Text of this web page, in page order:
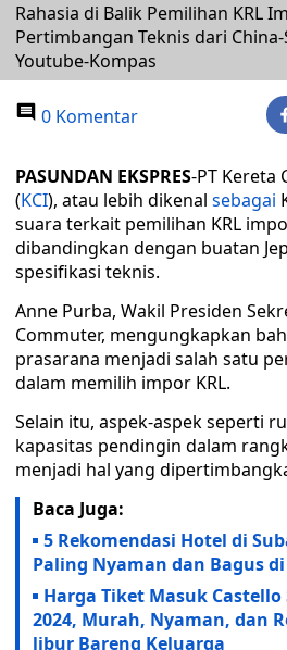
Rahasia di Balik Pemilihan KRL
Pertimbangan Teknis dari
Youtube-Kompas
0 Komentar
PASUNDAN EKSPRES-PT Kereta
(KCI), atau lebih dikenal sebagai
suara terkait pemilihan KRL
dibandingkan dengan buatan
spesifikasi teknis.
Anne Purba, Wakil Presiden
Commuter, mengungkapkan
prasarana menjadi salah satu
dalam memilih impor KRL.
Selain itu, aspek-aspek seperti
kapasitas pendingin dalam
menjadi hal yang
Baca Juga:
5 Rekomendasi Hotel di
Paling Nyaman dan Bagus
Harga Tiket Masuk Castello
2024, Murah, Nyaman, dan
libur Bareng Keluarga